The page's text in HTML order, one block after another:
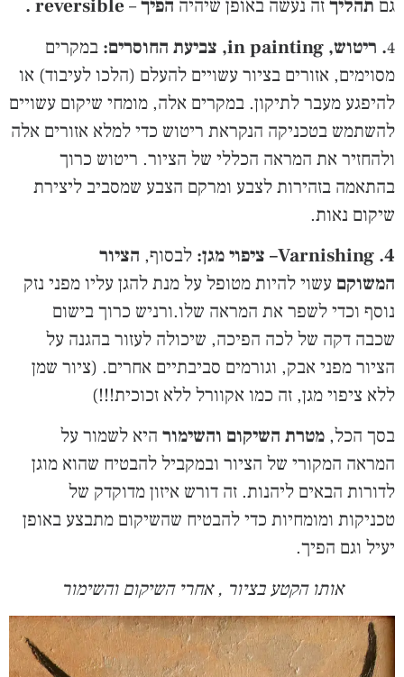
גם תהליךזה נעשה באופן שיהיה הפיך–
reversible
.
4. ריטוש, in painting, צביעת החוסרים: במקרים
מסוימים, אזורים בציור עשויים להעלם (הלכו לעיבוד) או
להיפגע מעבר לתיקון. במקרים אלה, מומחי שיקום עשויים
להשתמש בטכניקה הנקראת ריטוש כדי למלא אזורים אלה
ולהחזיר את המראה הכללי של הציור. ריטוש כרוך
בהתאמה בזהירות לצבע ומרקם הצבע שמסביב ליצירת
שיקום נאות.
4.
Varnishing– ציפוי מגן: לבסוף, הציור
המשוקם עשוי להיות מטופל על מנת להגן עליו מפני נזק
נוסף וכדי לשפר את המראה שלו.ורניש כרוך בישום
שכבה דקה של לכה הפיכה, שיכולה לעזור בהגנה על
הציור מפני אבק, וגורמים סביבתיים אחרים. (ציור שמן
ללא ציפוי מגן, זה כמו אקוורל ללא זכוכית!!!)
בסך הכל, מטרת השיקום והשימור היא לשמור על
המראה המקורי של הציור ובמקביל להבטיח שהוא מוגן
לדורות הבאים ליהנות. זה דורש איזון מדוקדק של
טכניקות ומומחיות כדי להבטיח שהשיקום מתבצע באופן
יעיל וגם הפיך.
אותו הקטע בציור , אחרי השיקום והשימור